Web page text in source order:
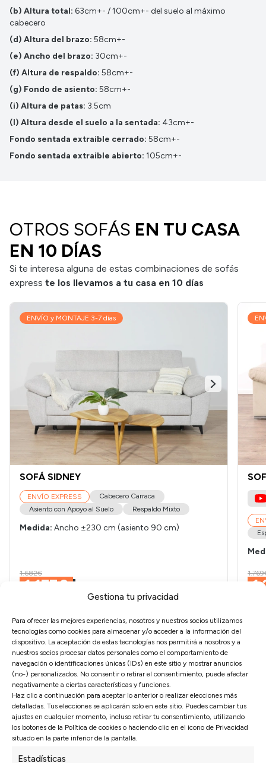
Gestiona tu privacidad
Para ofrecer las mejores experiencias, nosotros y nuestros socios utilizamos
tecnologías como cookies para almacenar y/o acceder a la información del
dispositivo. La aceptación de estas tecnologías nos permitirá a nosotros y a
nuestros socios procesar datos personales como el comportamiento de
navegación o identificaciones únicas (IDs) en este sitio y mostrar anuncios
(no-) personalizados. No consentir o retirar el consentimiento, puede afectar
negativamente a ciertas características y funciones.
Haz clic a continuación para aceptar lo anterior o realizar elecciones más
detalladas. Tus elecciones se aplicarán solo en este sitio. Puedes cambiar tus
ajustes en cualquier momento, incluso retirar tu consentimiento, utilizando
los botones de la Política de cookies o haciendo clic en el icono de Privacidad
situado en la parte inferior de la pantalla.
Estadísticas
(b) Altura total: 63cm+- / 100cm+- del suelo al máximo
cabecero
(d) Altura del brazo: 58cm+-
(e) Ancho del brazo: 30cm+-
(f) Altura de respaldo: 58cm+-
(g) Fondo de asiento: 58cm+-
(i) Altura de patas: 3.5cm
(l) Altura desde el suelo a la sentada: 43cm+-
Fondo sentada extraible cerrado: 58cm+-
Fondo sentada extraible abierto: 105cm+-
OTROS SOFÁS EN TU CASA
EN 10 DÍAS
Si te interesa alguna de estas combinaciones de sofás
express te los llevamos a tu casa en 10 días
ENVÍO y MONTAJE 3-7 días
SOFÁ SIDNEY
ENVÍO EXPRESS
Cabecero Carraca
Asiento con Apoyo al Suelo
Respaldo Mixto
Medida: Ancho ±230 cm (asiento 90 cm)
1.682€
1.177€
Configura tuSofá Huelva
a medida
Configura este sofá como prefieras a través de
nuestro configurador para tener tu sofá a medida en
un poco más de tiempo